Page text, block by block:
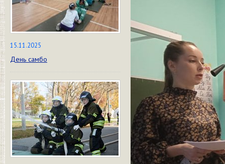
15.11.2025
День самбо